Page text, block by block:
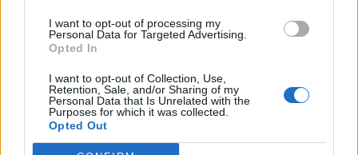
I want to opt-out of processing my
Personal Data for Targeted Advertising.
Opted In
I want to opt-out of Collection, Use,
Retention, Sale, and/or Sharing of my
Personal Data that Is Unrelated with the
Purposes for which it was collected.
Opted Out
-Snorkel-
Απαντήσεις:
1 13/2/17
Απαντήσεις:
4
Δρώμενο
Σπίτι μου Σπιτάκι μου-Δρώμενο
θερισμού
-*thumbelina*-
Απαντήσεις:
3 5/12/18